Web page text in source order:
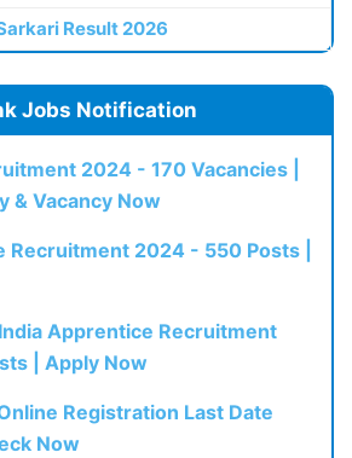
Result 2026
Jobs Notification
2024 - 170 Vacancies |
& Vacancy Now
Recruitment 2024 - 550 Posts |
Apprentice Recruitment
| Apply Now
Registration Last Date
Now